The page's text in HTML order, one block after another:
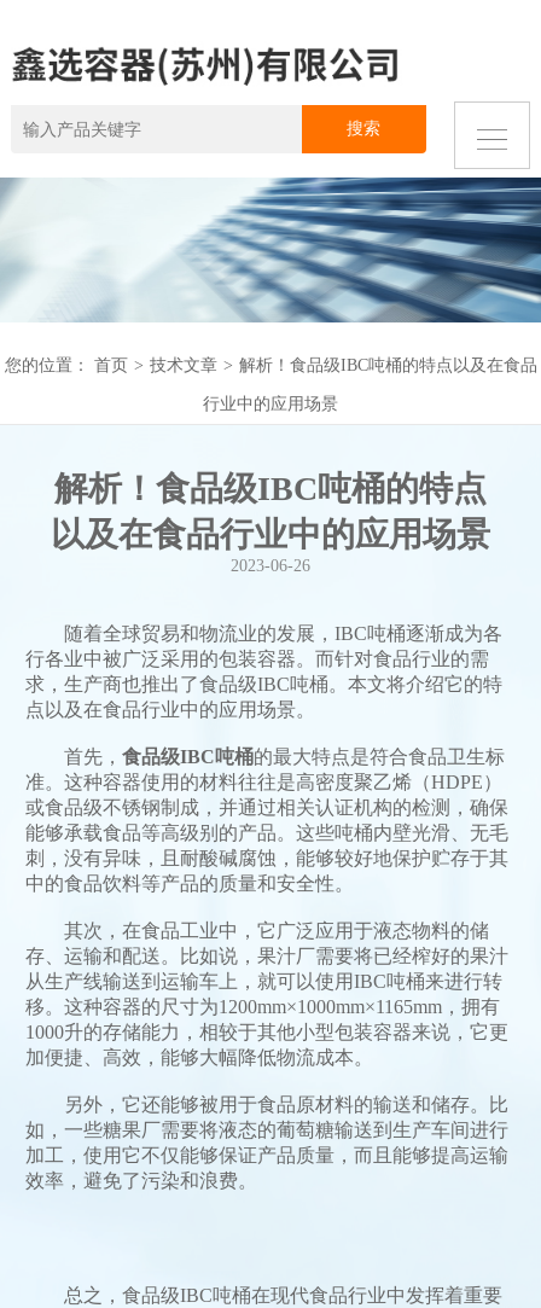
您的位置： 首页 > 技术文章 > 解析！食品级IBC吨桶的特点以及在食品
行业中的应用场景
解析！食品级IBC吨桶的特点
以及在食品行业中的应用场景
2023-06-26
随着全球贸易和物流业的发展，IBC吨桶逐渐成为各
行各业中被广泛采用的包装容器。而针对食品行业的需
求，生产商也推出了食品级IBC吨桶。本文将介绍它的特
点以及在食品行业中的应用场景。
首先， 食品级IBC吨桶的最大特点是符合食品卫生标
准。这种容器使用的材料往往是高密度聚乙烯（HDPE）
或食品级不锈钢制成，并通过相关认证机构的检测，确保
能够承载食品等高级别的产品。这些吨桶内壁光滑、无毛
刺，没有异味，且耐酸碱腐蚀，能够较好地保护贮存于其
中的食品饮料等产品的质量和安全性。
其次，在食品工业中，它广泛应用于液态物料的储
存、运输和配送。比如说，果汁厂需要将已经榨好的果汁
从生产线输送到运输车上，就可以使用IBC吨桶来进行转
移。这种容器的尺寸为1200mm×1000mm×1165mm，拥有
1000升的存储能力，相较于其他小型包装容器来说，它更
加便捷、高效，能够大幅降低物流成本。
另外，它还能够被用于食品原材料的输送和储存。比
如，一些糖果厂需要将液态的葡萄糖输送到生产车间进行
加工，使用它不仅能够保证产品质量，而且能够提高运输
效率，避免了污染和浪费。
总之，食品级IBC吨桶在现代食品行业中发挥着重要